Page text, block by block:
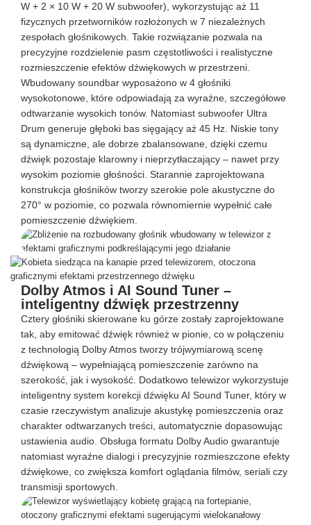
W + 2 × 10 W + 20 W subwoofer), wykorzystując aż 11
fizycznych przetworników rozłożonych w 7 niezależnych
zespołach głośnikowych. Takie rozwiązanie pozwala na
precyzyjne rozdzielenie pasm częstotliwości i realistyczne
rozmieszczenie efektów dźwiękowych w przestrzeni.
Wbudowany soundbar wyposażono w 4 głośniki
wysokotonowe, które odpowiadają za wyraźne, szczegółowe
odtwarzanie wysokich tonów. Natomiast subwoofer Ultra
Drum generuje głęboki bas sięgający aż 45 Hz. Niskie tony
są dynamiczne, ale dobrze zbalansowane, dzięki czemu
dźwięk pozostaje klarowny i nieprzytłaczający – nawet przy
wysokim poziomie głośności. Starannie zaprojektowana
konstrukcja głośników tworzy szerokie pole akustyczne do
270° w poziomie, co pozwala równomiernie wypełnić całe
pomieszczenie dźwiękiem.
Dolby Atmos i AI Sound Tuner –
inteligentny dźwięk przestrzenny
Cztery głośniki skierowane ku górze zostały zaprojektowane
tak, aby emitować dźwięk również w pionie, co w połączeniu
z technologią Dolby Atmos tworzy trójwymiarową scenę
dźwiękową – wypełniającą pomieszczenie zarówno na
szerokość, jak i wysokość. Dodatkowo telewizor wykorzystuje
inteligentny system korekcji dźwięku AI Sound Tuner, który w
czasie rzeczywistym analizuje akustykę pomieszczenia oraz
charakter odtwarzanych treści, automatycznie dopasowując
ustawienia audio. Obsługa formatu Dolby Audio gwarantuje
natomiast wyraźne dialogi i precyzyjnie rozmieszczone efekty
dźwiękowe, co zwiększa komfort oglądania filmów, seriali czy
transmisji sportowych.